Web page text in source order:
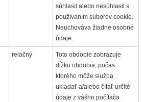
súhlasil alebo nesúhlasil s
používaním súborov cookie.
Neuchováva žiadne osobné
údaje.
relačný
Toto obdobie zobrazuje
dĺžku obdobia, počas
ktorého môže služba
ukladať a/alebo čítať určité
údaje z vášho počítača